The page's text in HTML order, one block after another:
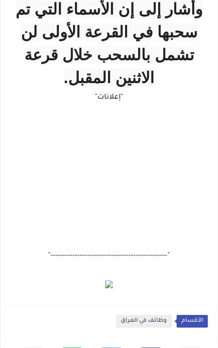
وأشار إلى إن الأسماء التي تم
سحبها في القرعة الأولى لن
تشمل بالسحب خلال قرعة
الاثنين المقبل.
"إعلانات"
"------------------------------------------------"
الأقسام وظائف في العراق